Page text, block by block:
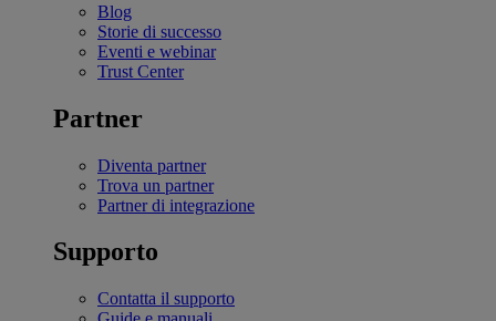
Blog
Storie di successo
Eventi e webinar
Trust Center
Partner
Diventa partner
Trova un partner
Partner di integrazione
Supporto
Contatta il supporto